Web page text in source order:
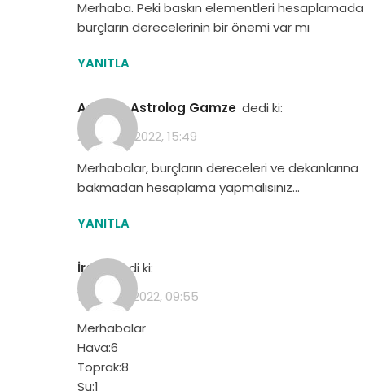
Merhaba. Peki baskın elementleri hesaplamada
burçların derecelerinin bir önemi var mı
YANITLA
Asistan Astrolog Gamze dedi ki:
28 Şubat 2022, 15:49
Merhabalar, burçların dereceleri ve dekanlarına
bakmadan hesaplama yapmalısınız…
YANITLA
İrem
dedi ki:
1 Haziran 2022, 09:55
Merhabalar
Hava:6
Toprak:8
Su:1